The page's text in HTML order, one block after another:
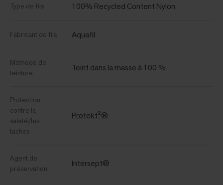
Type de fils 100% Recycled Content Nylon
Fabricant de fils Aquafil
Méthode de
teinture
Teint dans la masse à 100 %
Protection
contre la
saleté/les
taches
Protekt²®
Agent de
préservation
Intersept®